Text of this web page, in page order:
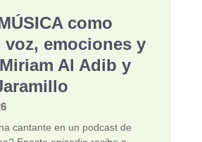
como
voz, emociones y
Al Adib y
cantante en un podcast de